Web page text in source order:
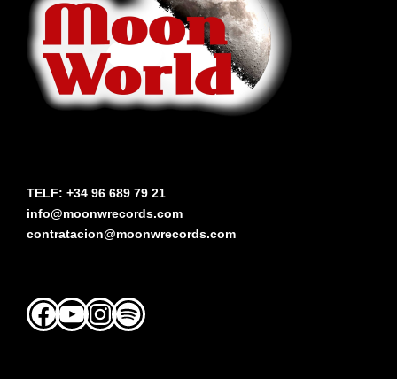
TELF: +34 96 689 79 21
info@moonwrecords.com
contratacion@moonwrecords.com
Facebook
YouTubeInstagram
Spotify